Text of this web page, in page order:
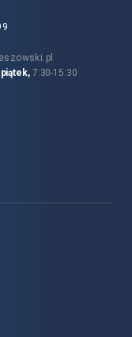
7:30-15:30